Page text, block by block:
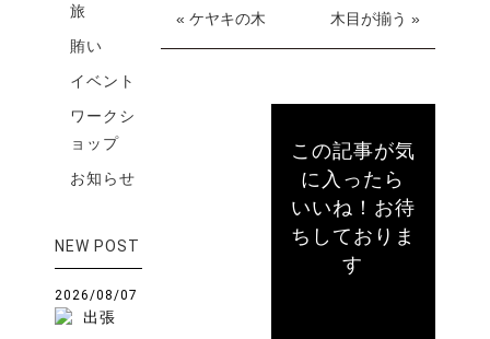
« ケヤキの木 木目が揃う »
この記事が気
に入ったら
いいね！お待
ちしておりま
す
旅
賄い
イベント
ワークシ
ョップ
お知らせ
NEW POST
2026/08/07
出張